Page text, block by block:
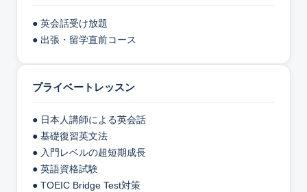
● 英会話受け放題
● 出張・留学直前コース
プライベートレッスン
● 日本人講師による英会話
● 基礎復習英文法
● 入門レベルの超短期成長
● 英語資格試験
● TOEIC Bridge Test対策